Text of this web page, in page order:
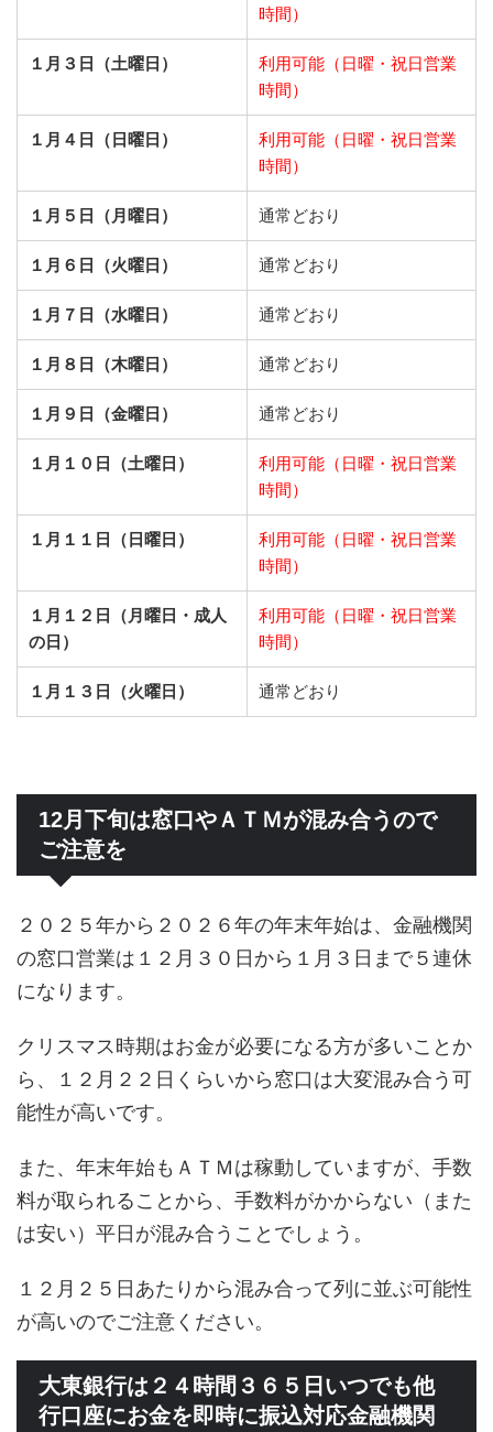
時間）
１月３日（土曜日）
利用可能（日曜・祝日営業
時間）
１月４日（日曜日）
利用可能（日曜・祝日営業
時間）
１月５日（月曜日） 通常どおり
１月６日（火曜日） 通常どおり
１月７日（水曜日） 通常どおり
１月８日（木曜日） 通常どおり
１月９日（金曜日） 通常どおり
１月１０日（土曜日）
利用可能（日曜・祝日営業
時間）
１月１１日（日曜日）
利用可能（日曜・祝日営業
時間）
１月１２日（月曜日・成人
の日）
利用可能（日曜・祝日営業
時間）
１月１３日（火曜日） 通常どおり
12月下旬は窓口やＡＴＭが混み合うので
ご注意を
２０２５年から２０２６年の年末年始は、金融機関
の窓口営業は１２月３０日から１月３日まで５連休
になります。
クリスマス時期はお金が必要になる方が多いことか
ら、１２月２２日くらいから窓口は大変混み合う可
能性が高いです。
また、年末年始もＡＴＭは稼動していますが、手数
料が取られることから、手数料がかからない（また
は安い）平日が混み合うことでしょう。
１２月２５日あたりから混み合って列に並ぶ可能性
が高いのでご注意ください。
大東銀行は２４時間３６５日いつでも他
行口座にお金を即時に振込対応金融機関